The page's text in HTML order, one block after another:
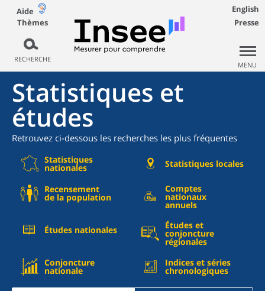
Aide
Thèmes
RECHERCHE
English
Presse
MENU
Statistiques et
études
Retrouvez ci-dessous les recherches les plus fréquentes
Statistiques
nationales Statistiques locales
Recensement
de la population
Comptes
nationaux
annuels
Études nationales Études et
conjoncture
régionales
Conjoncture
nationale
Indices et séries
chronologiques